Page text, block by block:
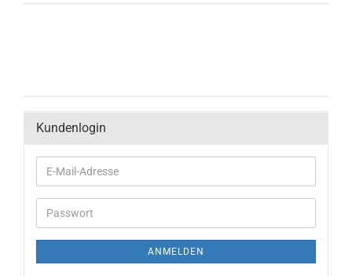
Kundenlogin
ANMELDEN